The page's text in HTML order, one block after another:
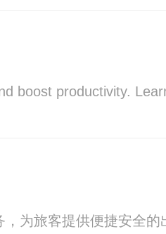
boost productivity.
为旅客提供便捷安全的